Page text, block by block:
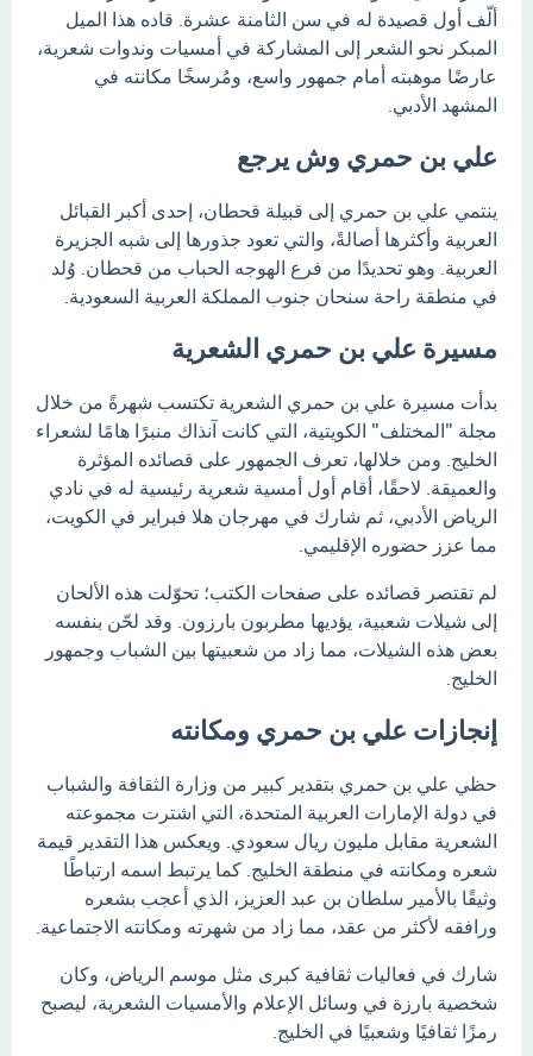
ألّف أول قصيدة له في سن الثامنة عشرة. قاده هذا الميل
المبكر نحو الشعر إلى المشاركة في أمسيات وندوات شعرية،
عارضًا موهبته أمام جمهور واسع، ومُرسخًا مكانته في
المشهد الأدبي.
علي بن حمري وش يرجع
ينتمي علي بن حمري إلى قبيلة قحطان، إحدى أكبر القبائل
العربية وأكثرها أصالةً، والتي تعود جذورها إلى شبه الجزيرة
العربية. وهو تحديدًا من فرع الهوجه الحباب من قحطان. وُلد
في منطقة راحة سنحان جنوب المملكة العربية السعودية.
مسيرة علي بن حمري الشعرية
بدأت مسيرة علي بن حمري الشعرية تكتسب شهرةً من خلال
مجلة "المختلف" الكويتية، التي كانت آنذاك منبرًا هامًا لشعراء
الخليج. ومن خلالها، تعرف الجمهور على قصائده المؤثرة
والعميقة. لاحقًا، أقام أول أمسية شعرية رئيسية له في نادي
الرياض الأدبي، ثم شارك في مهرجان هلا فبراير في الكويت،
مما عزز حضوره الإقليمي.
لم تقتصر قصائده على صفحات الكتب؛ تحوّلت هذه الألحان
إلى شيلات شعبية، يؤديها مطربون بارزون. وقد لحّن بنفسه
بعض هذه الشيلات، مما زاد من شعبيتها بين الشباب وجمهور
الخليج.
إنجازات علي بن حمري ومكانته
حظي علي بن حمري بتقدير كبير من وزارة الثقافة والشباب
في دولة الإمارات العربية المتحدة، التي اشترت مجموعته
الشعرية مقابل مليون ريال سعودي. ويعكس هذا التقدير قيمة
شعره ومكانته في منطقة الخليج. كما يرتبط اسمه ارتباطًا
وثيقًا بالأمير سلطان بن عبد العزيز، الذي أعجب بشعره
ورافقه لأكثر من عقد، مما زاد من شهرته ومكانته الاجتماعية.
شارك في فعاليات ثقافية كبرى مثل موسم الرياض، وكان
شخصية بارزة في وسائل الإعلام والأمسيات الشعرية، ليصبح
رمزًا ثقافيًا وشعبيًا في الخليج.